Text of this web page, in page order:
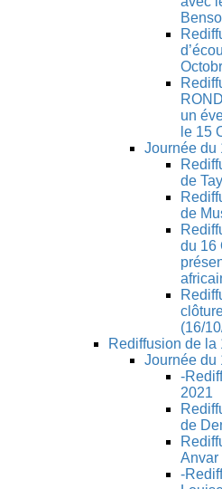
un
le 15
Journée du
de
de
du 16
(16/
Rediffusion de la
Journée du
-
2021
de
Anvar
-